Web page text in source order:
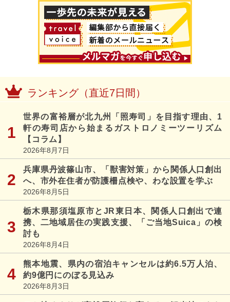
ランキング（直近7日間）
世界の富裕層が北九州「照寿司」を目指す理由、1
軒の寿司店から始まるガストロノミーツーリズム
【コラム】
2026年8月7日
兵庫県丹波篠山市、「獣害対策」から関係人口創出
へ、市外在住者が防護柵点検や、わな設置を学ぶ
2026年8月5日
栃木県那須塩原市とJR東日本、関係人口創出で連
携、二地域居住の実践支援、「ご当地Suica」の検
討も
2026年8月4日
熊本地震、県内の宿泊キャンセルは約6.5万人泊、
約9億円にのぼる見込み
2026年8月3日